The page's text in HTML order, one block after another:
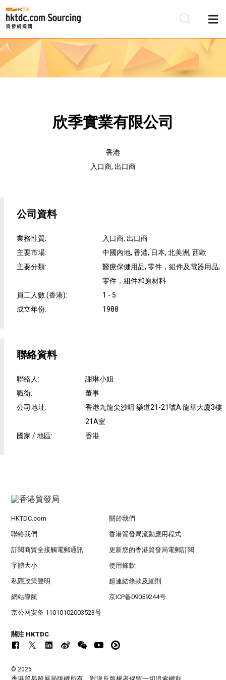
欣季實業有限公司
香港
入口商, 出口商
公司資料
業務性質:
入口商, 出口商
主要市場:
中國內地, 香港, 日本, 北美洲, 西歐
主要分類:
醫療保健用品, 零件，組件及電器用品,
零件，組件和原材料
員工人數 (香港):
1 - 5
成立年份: 1988
聯絡資料
聯絡人:
謝琳小姐
職銜:
董事
公司地址:
香港九龍尖沙咀 樂道21-21號A 龍華大廈3樓
21A室
國家 / 地區: 香港
HKTDC.com 關於我們
聯絡我們 香港貿發局流動應用程式
訂閱商貿全接觸電郵通訊 更新您的香港貿發局電郵訂閱
字體大小 使用條款
私隱政策聲明 超連結條款及細則
網站導航 京ICP备09059244号
京公网安备 11010102003523号
關注 HKTDC
© 2026